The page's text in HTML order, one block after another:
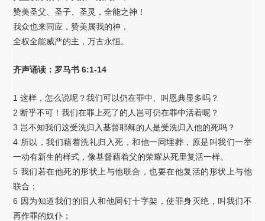
赞美圣父、圣子、圣灵，全能之神！
我众也来同应，赞美属我的神，
全权全能威严的主，万古永恒。
齐声诵读：罗马书 6:1-14
1 这样，怎么说呢？我们可以仍在罪中、叫恩典显多吗？
2 断乎不可！我们在罪上死了的人岂可仍在罪中活着呢？
3 岂不知我们这受洗归入基督耶稣的人是受洗归入他的死吗？
4 所以，我们藉着洗礼归入死，和他一同埋葬，原是叫我们一举
一动有新生的样式，像基督藉着父的荣耀从死里复活一样。
5 我们若在他死的形状上与他联合，也要在他复活的形状上与他
联合；
6 因为知道我们的旧人和他同钉十字架，使罪身灭绝，叫我们不
再作罪的奴仆；